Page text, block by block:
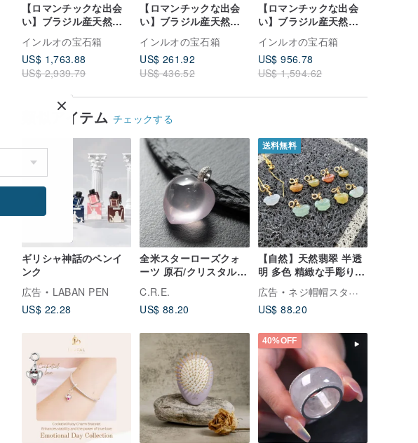
【ロマンチックな出会
い】ブラジル産天然グ
リーンカルセドニーバ
ングル | 天然カルセド
ニー | ギフト
インルオの宝石箱
US$ 1,763.88
US$ 2,939.79
【ロマンチックな出会
い】ブラジル産天然グ
リーンフローライトカ
ルセドニーバングル |
天然カルセドニー | ギ
フトに
インルオの宝石箱
US$ 261.92
US$ 436.52
【ロマンチックな出会
い】ブラジル産天然イ
エローレッドフローカ
ルセドニーバングル |
天然カルセドニー | ギ
フトに
インルオの宝石箱
US$ 956.78
US$ 1,594.62
類似アイテム チェックする
ギリシャ神話のペンイ
ンク
広告
LABAN PEN
US$ 22.28
全米スターローズクォ
ーツ 原石/クリスタル/
スピリチュアル/開運/金
運アップ/魔除け/人間関
係改善
C.R.E.
US$ 88.20
送料無料
【自然】天然翡翠 半透
明 多色 精緻な手彫り
如意頭 チョーカーネッ
クレス
広告
ネジ帽帽スタジオ
US$ 88.20
40%OFF